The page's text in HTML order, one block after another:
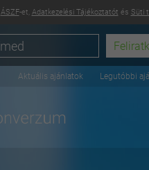
ÁSZF-et, Adatkezelési Tájékoztatót és Süti
Aktuális ajánlatok Legutóbbi